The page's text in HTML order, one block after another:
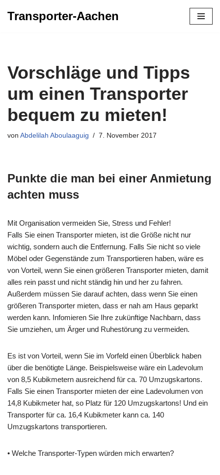
Transporter-Aachen
Vorschläge und Tipps
um einen Transporter
bequem zu mieten!
von Abdelilah Aboulaaguig 7. November 2017
Punkte die man bei einer Anmietung
achten muss
Mit Organisation vermeiden Sie, Stress und Fehler!
Falls Sie einen Transporter mieten, ist die Größe nicht nur
wichtig, sondern auch die Entfernung. Falls Sie nicht so viele
Möbel oder Gegenstände zum Transportieren haben, wäre es
von Vorteil, wenn Sie einen größeren Transporter mieten, damit
alles rein passt und nicht ständig hin und her zu fahren.
Außerdem müssen Sie darauf achten, dass wenn Sie einen
größeren Transporter mieten, dass er nah am Haus geparkt
werden kann. Infomieren Sie Ihre zukünftige Nachbarn, dass
Sie umziehen, um Ärger und Ruhestörung zu vermeiden.
Es ist von Vorteil, wenn Sie im Vorfeld einen Überblick haben
über die benötigte Länge. Beispielsweise wäre ein Ladevolum
von 8,5 Kubikmetern ausreichend für ca. 70 Umzugskartons.
Falls Sie einen Transporter mieten der eine Ladevolumen von
14,8 Kubikmeter hat, so Platz für 120 Umzugskartons! Und ein
Transporter für ca. 16,4 Kubikmeter kann ca. 140
Umzugskartons transportieren.
• Welche Transporter-Typen würden mich erwarten?